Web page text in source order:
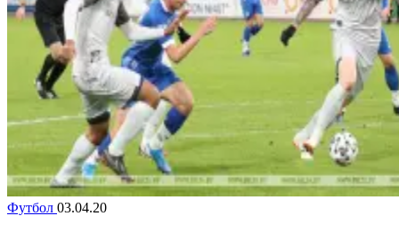
Футбол 03.04.20